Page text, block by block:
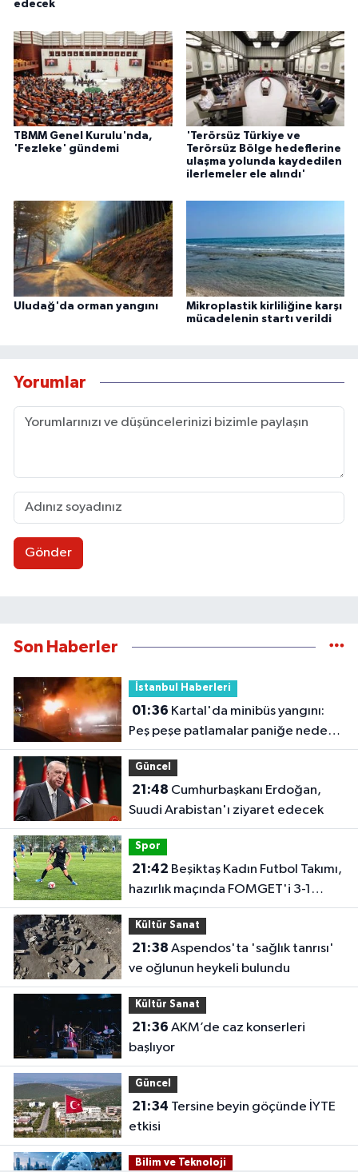
edecek
TBMM Genel Kurulu'nda,
'Fezleke' gündemi
'Terörsüz Türkiye ve
Terörsüz Bölge hedeflerine
ulaşma yolunda kaydedilen
ilerlemeler ele alındı'
Uludağ'da orman yangını
Mikroplastik kirliliğine karşı
mücadelenin startı verildi
Yorumlar
Gönder
Son Haberler
İstanbul Haberleri
01:36
Peş peşe patlamalar paniğe neden
oldu
Güncel
21:48
Suudi Arabistan'ı ziyaret edecek
Spor
21:42
hazırlık maçında FOMGET'i 3-1
mağlup etti
Kültür Sanat
21:38
ve oğlunun heykeli bulundu
Kültür Sanat
21:36
başlıyor
Güncel
21:34
etkisi
Bilim ve Teknoloji